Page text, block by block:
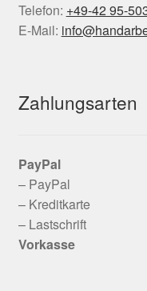
Telefon: +49-42 95-
E-Mail:
Zahlungsarten
PayPal
– PayPal
– Kreditkarte
– Lastschrift
Vorkasse